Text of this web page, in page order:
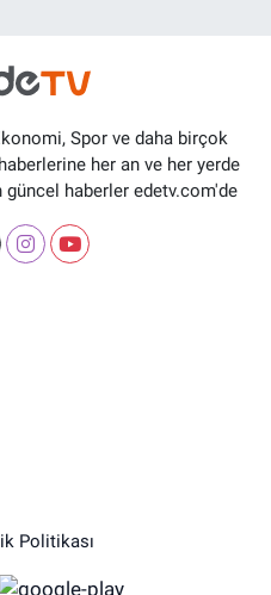
Spor ve daha birçok
her an ve her yerde
haberler edetv.com'de
Politikası